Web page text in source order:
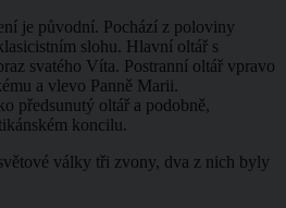
je původní. Pochází z poloviny
slohu. Hlavní oltář s
svatého Víta. Postranní oltář vpravo
a vlevo Panně Marii.
předsunutý oltář a podobně,
koncilu.
války tři zvony, dva z nich byly